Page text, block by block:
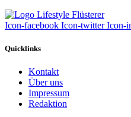
Icon-facebook Icon-twitter Icon-
Quicklinks
Kontakt
Über uns
Impressum
Redaktion